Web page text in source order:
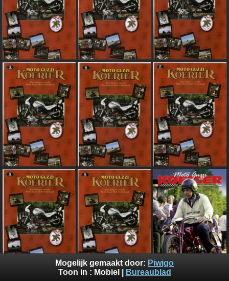
Mogelijk gemaakt door: Piwigo
Toon in : Mobiel Bureaublad